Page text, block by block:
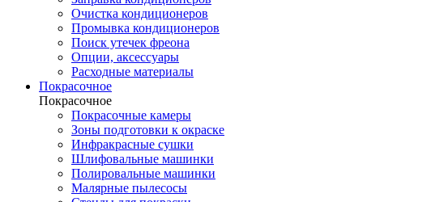
Очистка кондиционеров
Промывка кондиционеров
Поиск утечек фреона
Опции, аксессуары
Расходные материалы
Покрасочное
Покрасочное
Покрасочные камеры
Зоны подготовки к окраске
Инфракрасные сушки
Шлифовальные машинки
Полировальные машинки
Малярные пылесосы